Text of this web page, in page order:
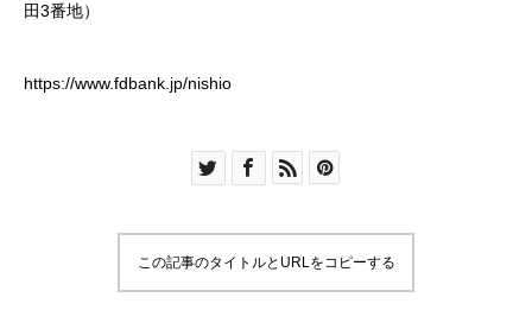
田3番地）
https://www.fdbank.jp/nishio
この記事のタイトルとURLをコピーする